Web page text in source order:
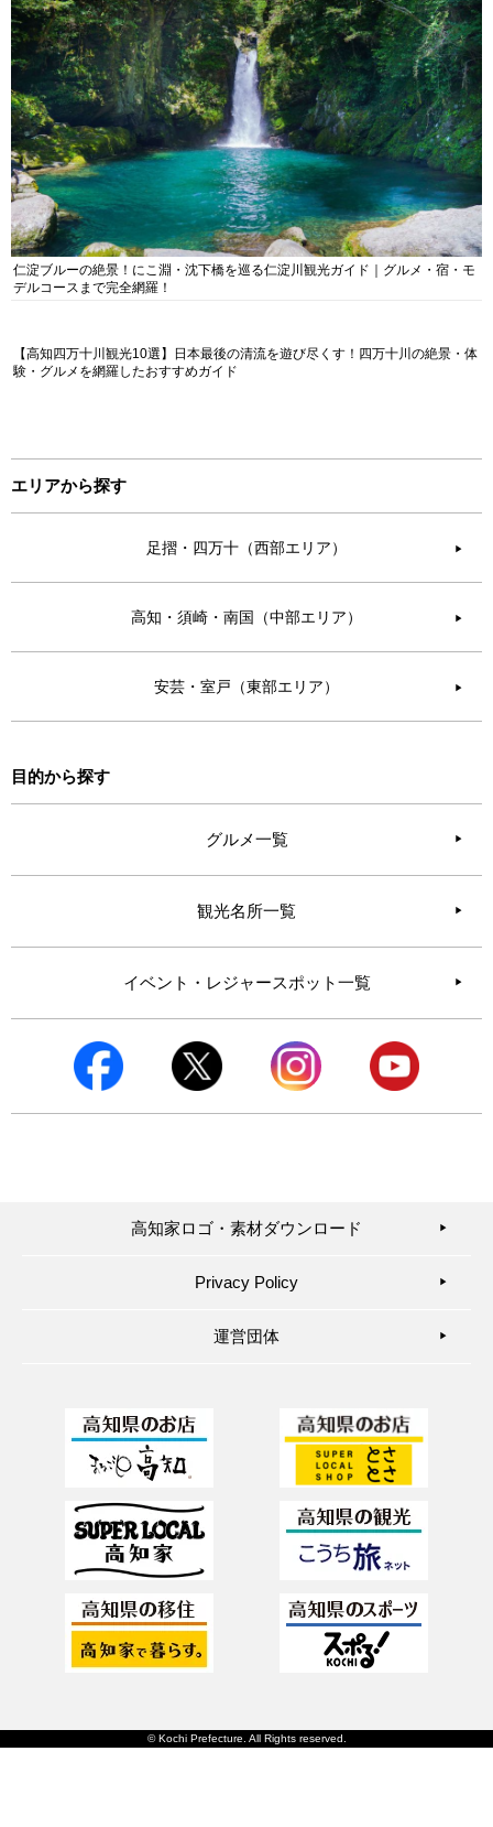
仁淀ブルーの絶景！にこ淵・沈下橋を巡る仁淀川観光ガイド｜グルメ・宿・モ
デルコースまで完全網羅！
【高知四万十川観光10選】日本最後の清流を遊び尽くす！四万十川の絶景・体
験・グルメを網羅したおすすめガイド
エリアから探す
足摺・四万十（西部エリア） ▶︎
高知・須崎・南国（中部エリア） ▶︎
安芸・室戸（東部エリア） ▶︎
目的から探す
グルメ一覧
観光名所一覧
イベント・レジャースポット一覧
高知家ロゴ・素材ダウンロード ▶︎
Privacy Policy ▶︎
運営団体 ▶︎
© Kochi Prefecture. All Rights reserved.